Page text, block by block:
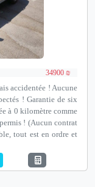
34900 ₪
accidentée ! Aucune
! Garantie de six
à 0 kilomètre comme
! (Aucun contrat
tout est en ordre et
100 % et de reprise !
contrôle de véhicules